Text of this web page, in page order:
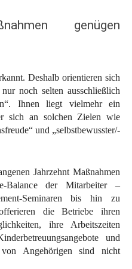
genügen
Deshalb orientieren sich
noch selten ausschließlich
Ihnen liegt vielmehr ein
sich an solchen Zielen wie
und „selbstbewusster/-
Jahrzehnt Maßnahmen
Balance der Mitarbeiter –
Seminaren bis hin zu
die Betriebe ihren
ihre Arbeitszeiten
und
Angehörigen sind nicht